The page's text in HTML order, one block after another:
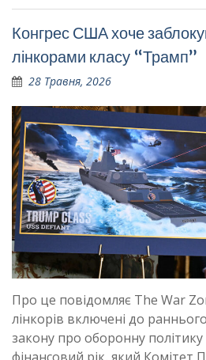
Конгрес США хоче
лінкорами класу “Трамп”
28 Травня, 2026
Про це повідомляє The War
лінкорів включені до
закону про оборонну